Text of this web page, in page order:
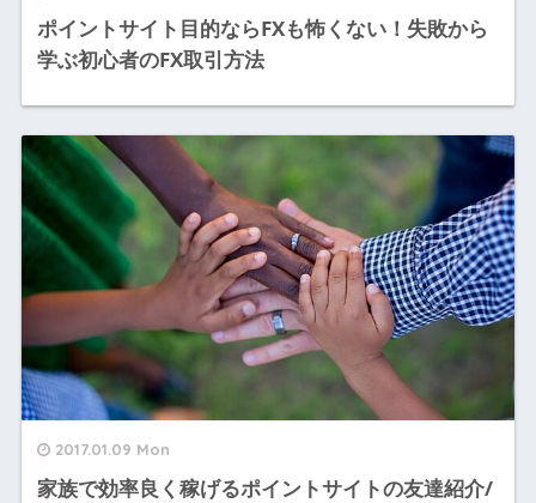
ポイントサイト目的ならFXも怖くない！失敗から
学ぶ初心者のFX取引方法
2017.01.09 Mon
家族で効率良く稼げるポイントサイトの友達紹介/